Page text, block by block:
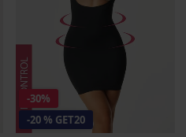
-30%
-20 % GET20